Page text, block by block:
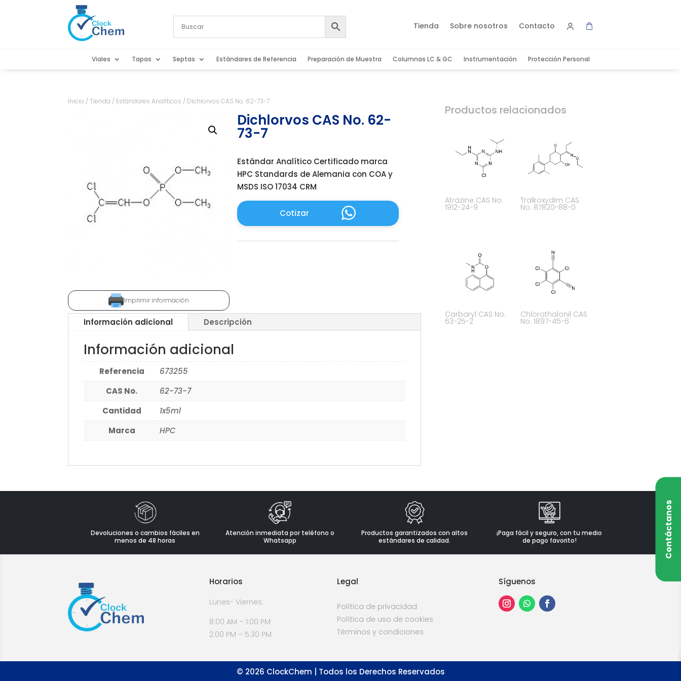
Tienda Sobre nosotros Contacto
Viales Tapas Septas Estándares de Referencia Preparación de Muestra Columnas LC & GC Instrumentación Protección Personal
Inicio / Tienda / Estándares Analíticos / Dichlorvos CAS No. 62-73-7
Imprimir información
Dichlorvos CAS No. 62-
73-7
Estándar Analítico Certificado marca
HPC Standards de Alemania con COA y
MSDS ISO 17034 CRM
Cotizar
Información adicional Descripción
Información adicional
Referencia
673255
CAS No.
62-73-7
Cantidad
1x5ml
Marca
HPC
Productos relacionados
Atrazine CAS No.
1912-24-9
Tralkoxydim CAS
No. 87820-88-0
Carbaryl CAS No.
63-25-2
Chlorothalonil CAS
No. 1897-45-6
Devoluciones o cambios fáciles en
menos de 48 horas
Atención inmediata por teléfono o
Whatsapp
Productos garantizados con altos
estándares de calidad.
¡Paga fácil y seguro, con tu medio
de pago favorito!
Contáctanos
Horarios
Lunes- Viernes:
8:00 AM – 1:00 PM
2:00 PM – 5:30 PM
Legal
Política de privacidad
Política de uso de cookies
Términos y condiciones
Síguenos
© 2026 ClockChem | Todos los Derechos Reservados